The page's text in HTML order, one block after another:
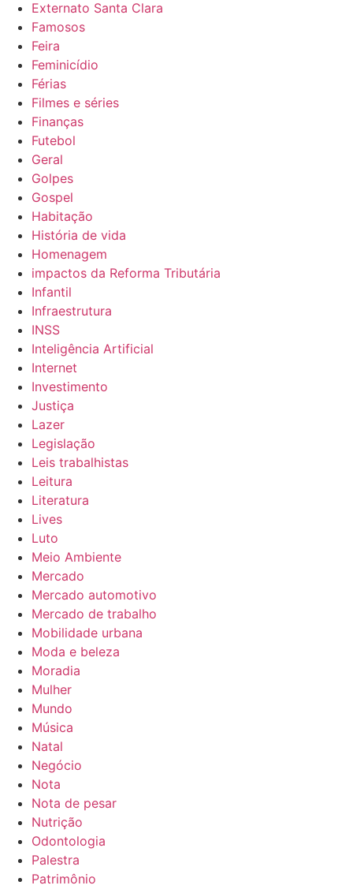
Externato Santa Clara
Famosos
Feira
Feminicídio
Férias
Filmes e séries
Finanças
Futebol
Geral
Golpes
Gospel
Habitação
História de vida
Homenagem
impactos da Reforma Tributária
Infantil
Infraestrutura
INSS
Inteligência Artificial
Internet
Investimento
Justiça
Lazer
Legislação
Leis trabalhistas
Leitura
Literatura
Lives
Luto
Meio Ambiente
Mercado
Mercado automotivo
Mercado de trabalho
Mobilidade urbana
Moda e beleza
Moradia
Mulher
Mundo
Música
Natal
Negócio
Nota
Nota de pesar
Nutrição
Odontologia
Palestra
Patrimônio